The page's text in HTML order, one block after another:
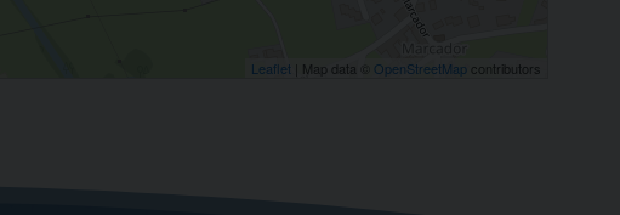
Leaflet | Map data © OpenStreetMap contributors